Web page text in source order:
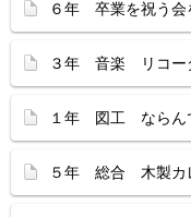
６年 卒業を祝う会
３年 音楽 リコー
１年 図工 ならん
５年 総合 木製カ